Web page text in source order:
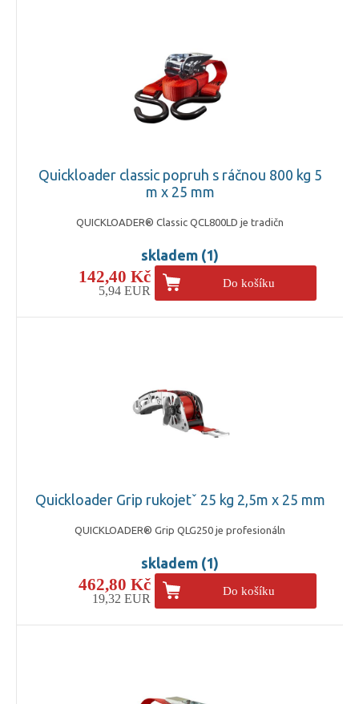
Quickloader classic popruh s ráčnou 800 kg 5
m x 25 mm
QUICKLOADER® Classic QCL800LD je tradičn
skladem (1)
142,40 Kč
5,94 EUR
Do košíku
Quickloader Grip rukojetˇ 25 kg 2,5m x 25 mm
QUICKLOADER® Grip QLG250 je profesionáln
skladem (1)
462,80 Kč
19,32 EUR
Do košíku